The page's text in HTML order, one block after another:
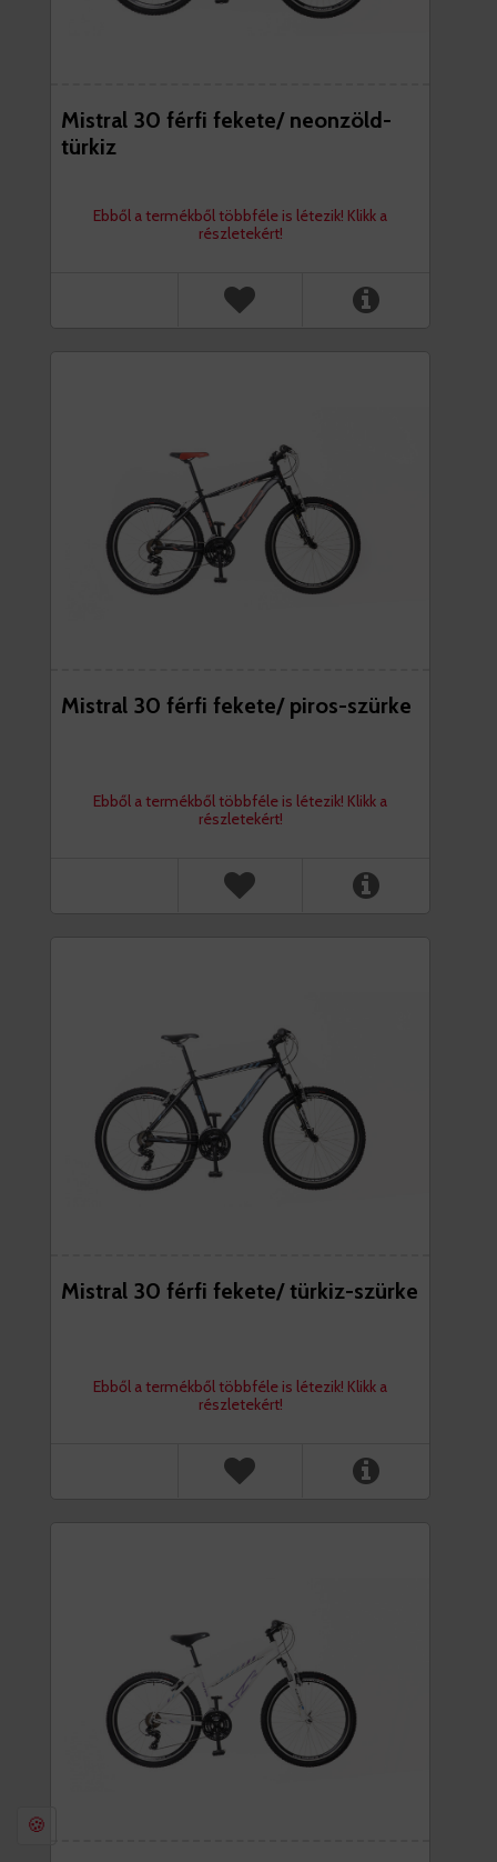
🍪
Mistral 30 férfi fekete/ neonzöld-
türkiz
Ebből a termékből többféle is létezik! Klikk a
részletekért!
Mistral 30 férfi fekete/ piros-szürke
Ebből a termékből többféle is létezik! Klikk a
részletekért!
Mistral 30 férfi fekete/ türkiz-szürke
Ebből a termékből többféle is létezik! Klikk a
részletekért!